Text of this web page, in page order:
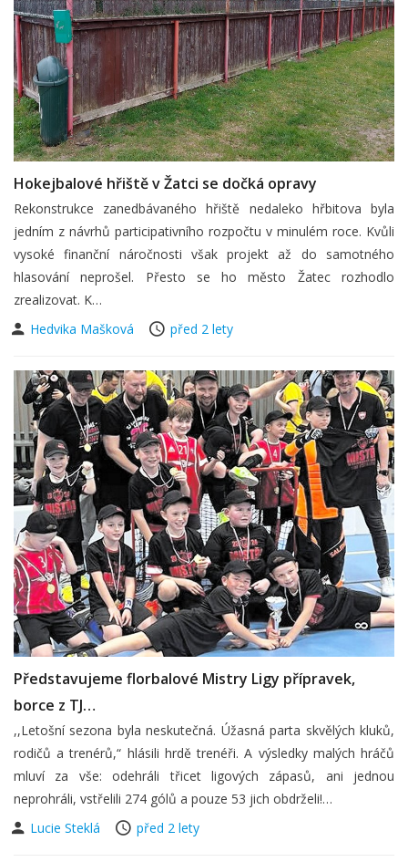
Hokejbalové hřiště v Žatci se dočká opravy
Rekonstrukce zanedbávaného hřiště nedaleko hřbitova byla
jedním z návrhů participativního rozpočtu v minulém roce. Kvůli
vysoké finanční náročnosti však projekt až do samotného
hlasování neprošel. Přesto se ho město Žatec rozhodlo
zrealizovat. K…
Hedvika Mašková
před 2 lety
Představujeme florbalové Mistry Ligy přípravek,
borce z TJ…
,,Letošní sezona byla neskutečná. Úžasná parta skvělých kluků,
rodičů a trenérů,“ hlásili hrdě trenéři. A výsledky malých hráčů
mluví za vše: odehráli třicet ligových zápasů, ani jednou
neprohráli, vstřelili 274 gólů a pouze 53 jich obdrželi!…
Lucie Steklá
před 2 lety